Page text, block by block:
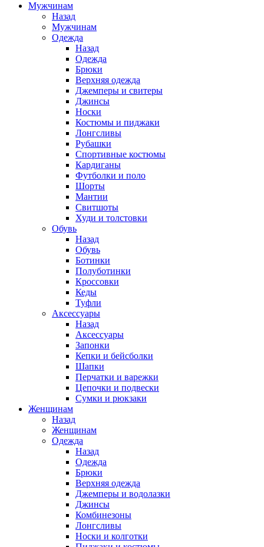
Мужчинам
Назад
Мужчинам
Одежда
Назад
Одежда
Брюки
Верхняя одежда
Джемперы и свитеры
Джинсы
Носки
Костюмы и пиджаки
Лонгсливы
Рубашки
Спортивные костюмы
Кардиганы
Футболки и поло
Шорты
Мантии
Свитшоты
Худи и толстовки
Обувь
Назад
Обувь
Ботинки
Полуботинки
Кроссовки
Кеды
Туфли
Аксессуары
Назад
Аксессуары
Запонки
Кепки и бейсболки
Шапки
Перчатки и варежки
Цепочки и подвески
Сумки и рюкзаки
Женщинам
Назад
Женщинам
Одежда
Назад
Одежда
Брюки
Верхняя одежда
Джемперы и водолазки
Джинсы
Комбинезоны
Лонгсливы
Носки и колготки